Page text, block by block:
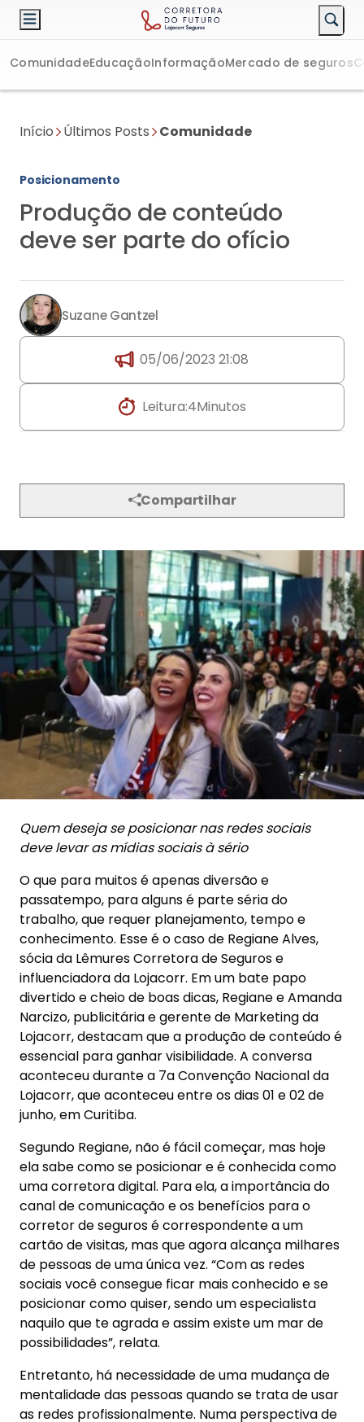
ComunidadeEducaçãoInformaçãoMercado de seguros
Início Últimos Posts Comunidade
Posicionamento
Produção de conteúdo
deve ser parte do ofício
Suzane Gantzel
05/06/2023 21:08
Leitura:4Minutos
Compartilhar
Quem deseja se posicionar nas redes sociais
deve levar as mídias sociais à sério
O que para muitos é apenas diversão e
passatempo, para alguns é parte séria do
trabalho, que requer planejamento, tempo e
conhecimento. Esse é o caso de Regiane Alves,
sócia da Lêmures Corretora de Seguros e
influenciadora da Lojacorr. Em um bate papo
divertido e cheio de boas dicas, Regiane e Amanda
Narcizo, publicitária e gerente de Marketing da
Lojacorr, destacam que a produção de conteúdo é
essencial para ganhar visibilidade. A conversa
aconteceu durante a 7a Convenção Nacional da
Lojacorr, que aconteceu entre os dias 01 e 02 de
junho, em Curitiba.
Segundo Regiane, não é fácil começar, mas hoje
ela sabe como se posicionar e é conhecida como
uma corretora digital. Para ela, a importância do
canal de comunicação e os benefícios para o
corretor de seguros é correspondente a um
cartão de visitas, mas que agora alcança milhares
de pessoas de uma única vez. “Com as redes
sociais você consegue ficar mais conhecido e se
posicionar como quiser, sendo um especialista
naquilo que te agrada e assim existe um mar de
possibilidades”, relata.
Entretanto, há necessidade de uma mudança de
mentalidade das pessoas quando se trata de usar
as redes profissionalmente. Numa perspectiva de